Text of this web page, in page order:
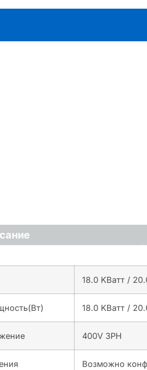
18.0 KВатт /
18.0 KВатт /
400V 3PH
Возможно